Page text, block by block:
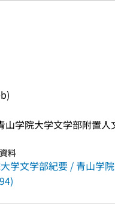
山学院大学文学部附置人
料
学文学部紀要 / 青山学